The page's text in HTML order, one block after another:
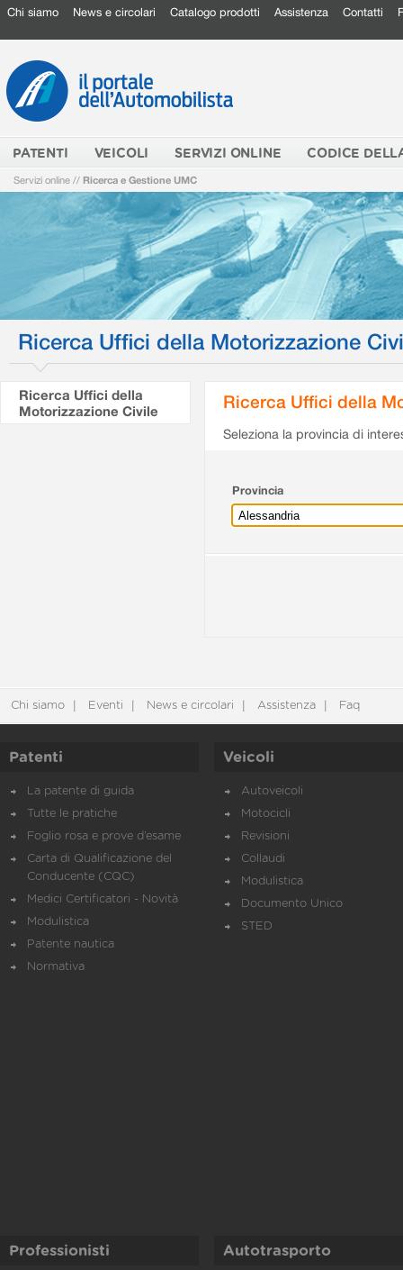
Chi siamo News e circolari Catalogo prodotti Assistenza Contatti
PATENTI VEICOLI SERVIZI ONLINE CODICE
Servizi online // Ricerca e Gestione UMC
Ricerca Uffici della Motorizzazione
Ricerca Uffici della
Motorizzazione Civile
Ricerca Uffici della
Seleziona la provincia di
Provincia
Chi siamo Eventi News e circolari Assistenza Faq
Patenti
La patente di guida
Tutte le pratiche
Foglio rosa e prove d’esame
Carta di Qualificazione del
Conducente (CQC)
Medici Certificatori - Novità
Modulistica
Patente nautica
Normativa
Veicoli
Autoveicoli
Motocicli
Revisioni
Collaudi
Modulistica
Documento Unico
STED
Professionisti Autotrasporto